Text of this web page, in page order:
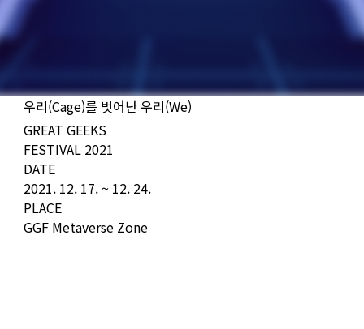
우리(Cage)를 벗어난 우리(We)
GREAT GEEKS
FESTIVAL 2021
DATE
2021. 12. 17. ~ 12. 24.
PLACE
GGF Metaverse Zone